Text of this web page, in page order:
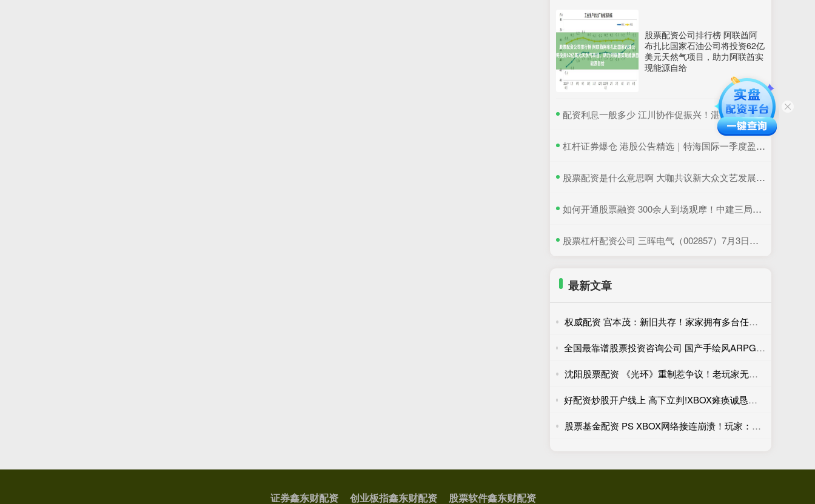
股票配资公司排行榜 阿联酋阿
布扎比国家石油公司将投资62亿
美元天然气项目，助力阿联酋实
现能源自给
​配资利息一般多少 江川协作促振兴！湛江国联水产“粤桂协作帮扶车间”在吴川揭牌
​杠杆证券爆仓 港股公告精选｜特海国际一季度盈利同比降超6成 三一国际首季营收超66亿元
​股票配资是什么意思啊 大咖共议新大众文艺发展：如何更好地与时代同频共振
​如何开通股票融资 300余人到场观摩！中建三局这个项目为安全生产示范
​股票杠杆配资公司 三晖电气（002857）7月3日主力资金净卖出820.19万元
最新文章
权威配资 宫本茂：新旧共存！家家拥有多台任天堂主机或成常态
全国最靠谱股票投资咨询公司 国产手绘风ARPG新游明日发售！外媒：潜力与缺陷并存
沈阳股票配资 《光环》重制惹争议！老玩家无感 新玩家才是目标
好配资炒股开户线上 高下立判!XBOX瘫痪诚恳复盘整改 PSN宕机至今无回应
股票基金配资 PS XBOX网络接连崩溃！玩家：数字版游戏是个灾难
证券鑫东财配资 创业板指鑫东财配资 股票软件鑫东财配资